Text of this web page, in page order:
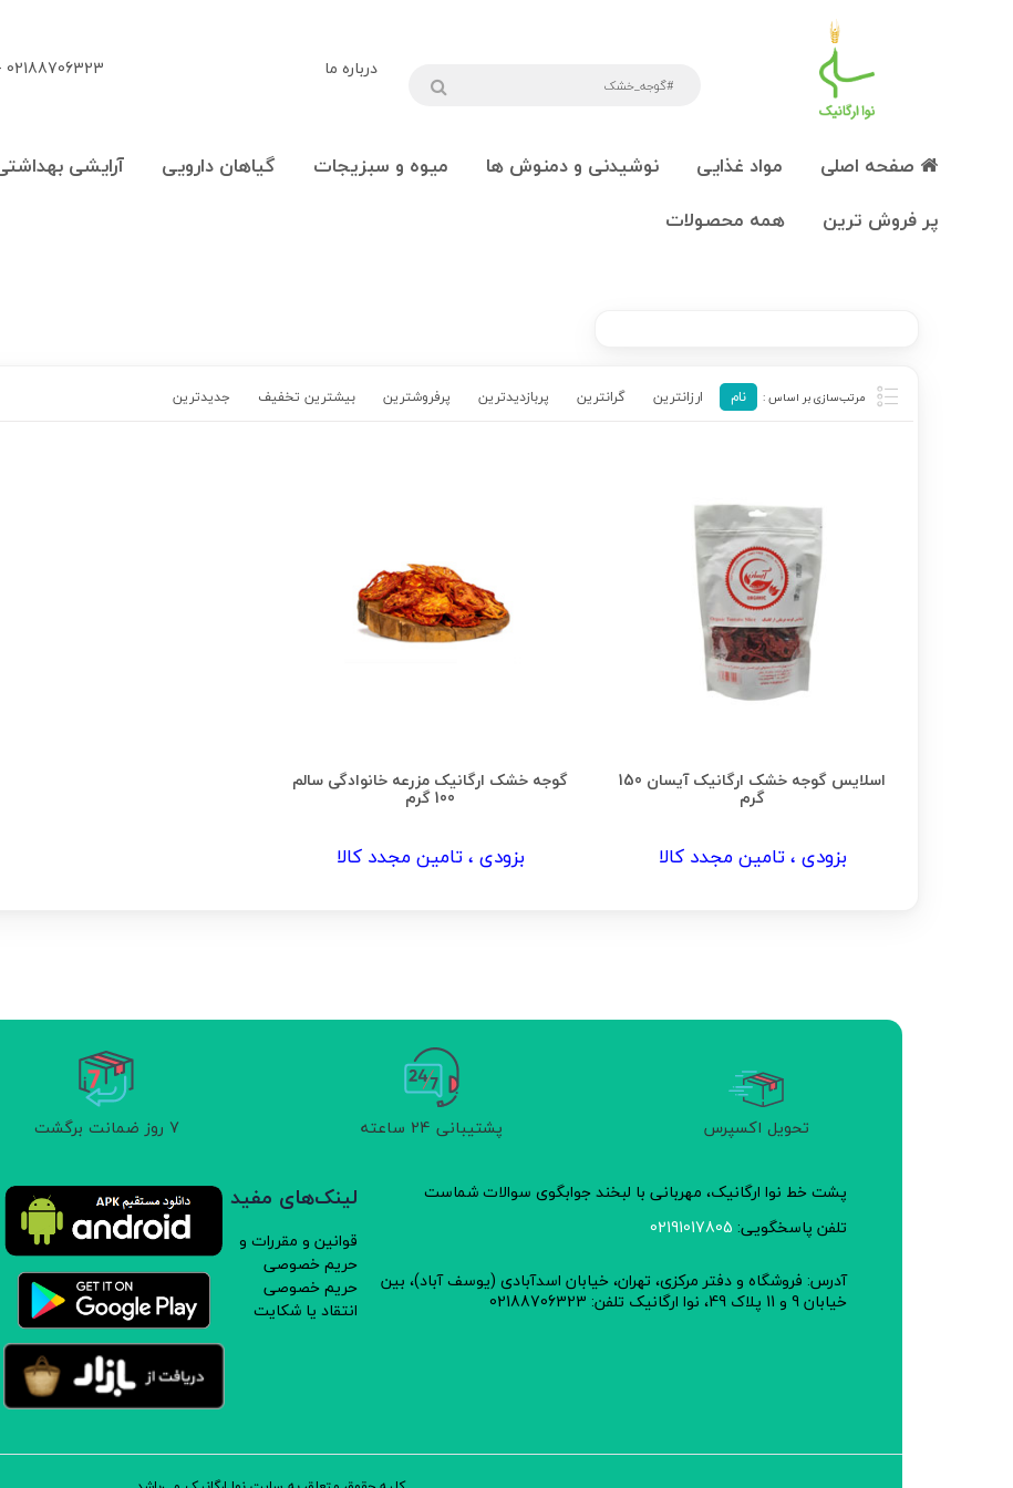
درباره ما 02188706323 - 09108777225
صفحه اصلی مواد غذایی نوشیدنی و دمنوش ها میوه و سبزیجات گیاهان دارویی آرایشی
پر فروش ترین
همه محصولات
نام ارزانترین گرانترین پربازدیدترین‌ پرفروشترین بیشترین تخفیف جدیدترین
اسلایس گوجه خشک ارگانیک آیسان 150
گرم
بزودی ، تامین مجدد کالا
گوجه خشک ارگانیک مزرعه خانوادگی سالم
100 گرم
بزودی ، تامین مجدد کالا
تحویل اکسپرس پشتیبانی 24 ساعته 7 روز ضمانت برگشت
پشت خط نوا ارگانیک، مهربانی با لبخند جوابگوی سوالات شماست
تلفن پاسخگویی: 02191017805
آدرس: فروشگاه و دفتر مرکزی، تهران، خیابان اسدآبادی (یوسف آباد)، بین
خیابان 9 و 11 پلاک 49، نوا ارگانیک تلفن: 02188706323
لینک‌های مفید
قوانین و مقررات و
حریم خصوصی
حریم خصوصی
انتقاد یا شکایت